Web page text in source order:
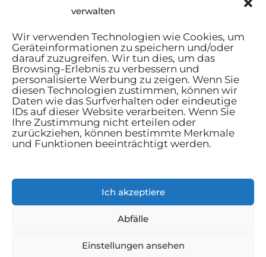
verwalten
Wir verwenden Technologien wie Cookies, um
Geräteinformationen zu speichern und/oder
darauf zuzugreifen. Wir tun dies, um das
Browsing-Erlebnis zu verbessern und
personalisierte Werbung zu zeigen. Wenn Sie
diesen Technologien zustimmen, können wir
Daten wie das Surfverhalten oder eindeutige
IDs auf dieser Website verarbeiten. Wenn Sie
Ihre Zustimmung nicht erteilen oder
zurückziehen, können bestimmte Merkmale
und Funktionen beeinträchtigt werden.
Ich akzeptiere
Abfälle
Einstellungen ansehen
November 2024
Startseite
AGB
Datenschutzbestimmungen
Cookie-Richtlinie
Haus und Garten
Lebensstil
Ratschläge
Technologien